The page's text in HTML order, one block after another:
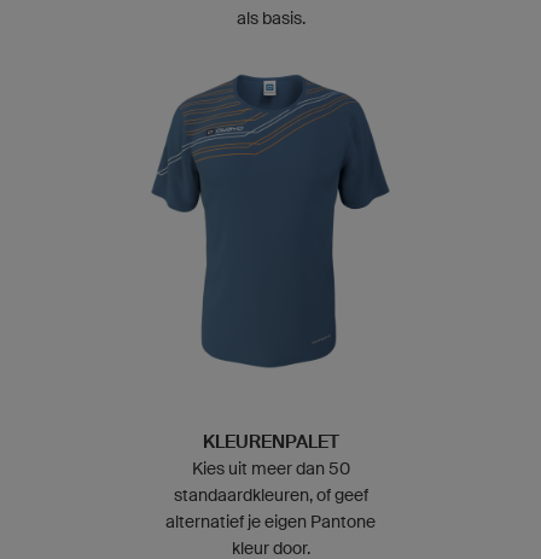
als basis.
KLEURENPALET
Kies uit meer dan 50
standaardkleuren, of geef
alternatief je eigen Pantone
kleur door.